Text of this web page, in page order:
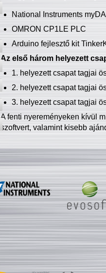
National Instruments
OMRON CP1LE PLC
Arduino fejlesztő kit
Az első három helyezett
1. helyezett csapat tagjai
2. helyezett csapat tagjai
3. helyezett csapat tagjai
A fenti nyereményeken kívül
szoftvert, valamint kisebb